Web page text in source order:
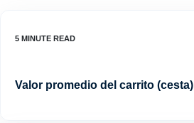
Valor promedio del carrito (cesta)